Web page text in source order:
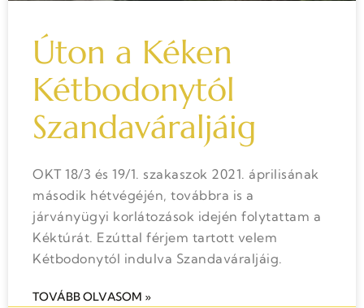
Úton a Kéken
Kétbodonytól
Szandaváraljáig
OKT 18/3 és 19/1. szakaszok 2021. áprilisának
második hétvégéjén, továbbra is a
járványügyi korlátozások idején folytattam a
Kéktúrát. Ezúttal férjem tartott velem
Kétbodonytól indulva Szandaváraljáig.
TOVÁBB OLVASOM »